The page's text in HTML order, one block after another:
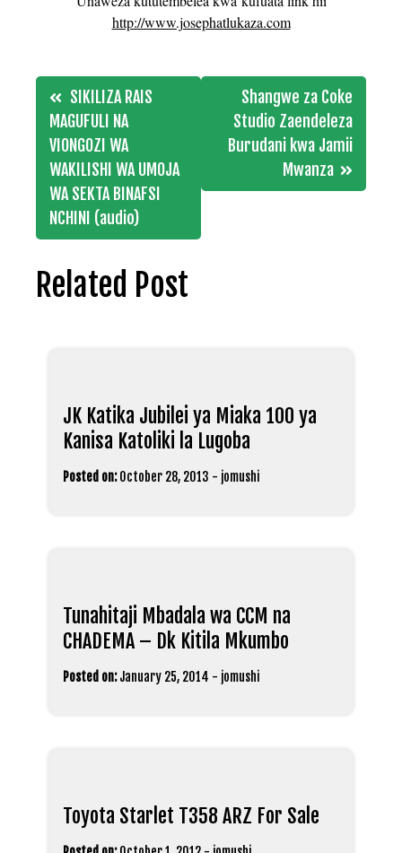
http://www.josephatlukaza.com
Post
navigation
SIKILIZA RAIS
MAGUFULI NA
VIONGOZI WA
WAKILISHI WA UMOJA
WA SEKTA BINAFSI
NCHINI (audio)
Shangwe za Coke
Studio Zaendeleza
Burudani kwa Jamii
Mwanza
Related Post
JK Katika Jubilei ya Miaka 100 ya
Kanisa Katoliki la Lugoba
Posted on: October 28, 2013 - jomushi
Tunahitaji Mbadala wa CCM na
CHADEMA – Dk Kitila Mkumbo
Posted on: January 25, 2014 - jomushi
Toyota Starlet T358 ARZ For Sale